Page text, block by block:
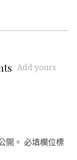
Add yours
開。 必填欄位標